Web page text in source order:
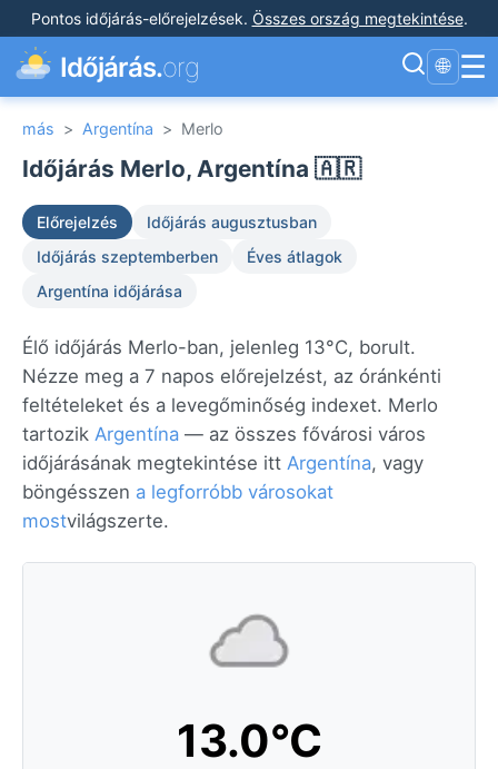
Pontos időjárás-előrejelzések. Összes ország megtekintése.
Időjárás.org 🌐 ☰
más > Argentína > Merlo
Időjárás Merlo, Argentína 🇦🇷
Előrejelzés
Időjárás augusztusban
Időjárás szeptemberben
Éves átlagok
Argentína időjárása
Élő időjárás Merlo-ban, jelenleg 13°C, borult.
Nézze meg a 7 napos előrejelzést, az óránkénti
feltételeket és a levegőminőség indexet. Merlo
tartozik Argentína — az összes fővárosi város
időjárásának megtekintése itt Argentína, vagy
böngésszen a legforróbb városokat
mostvilágszerte.
13.0°C